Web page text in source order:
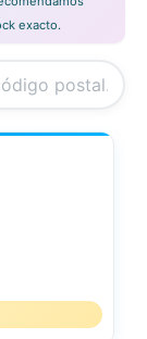
exacto.